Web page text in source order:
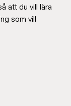
att du vill lära
som vill